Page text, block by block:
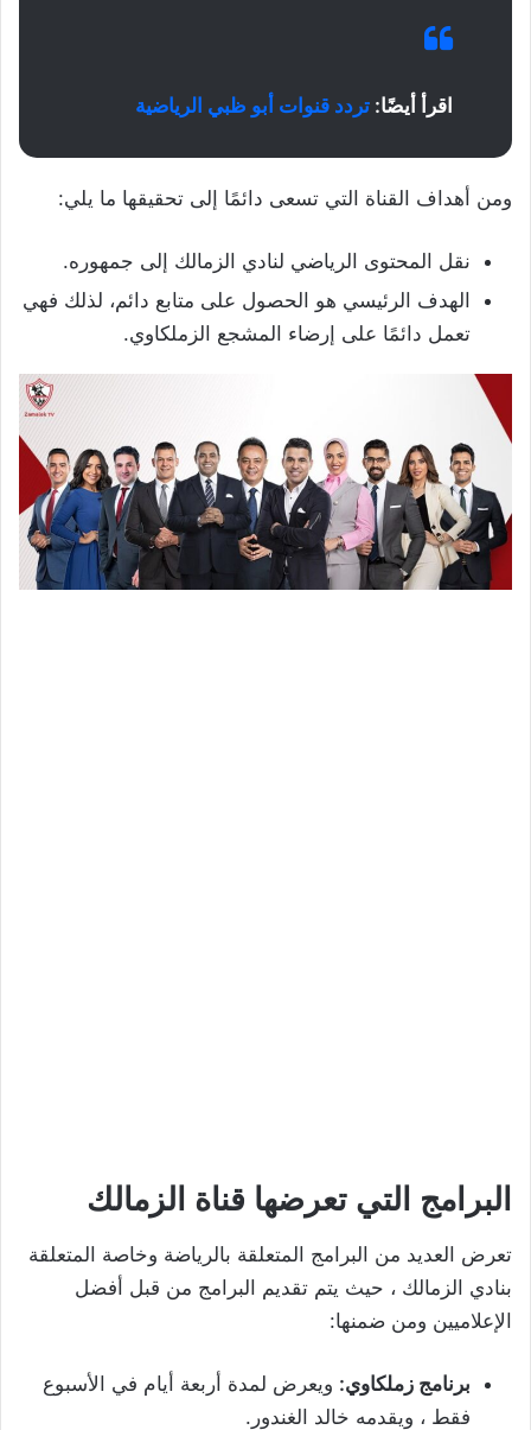
اقرأ أيضًا: تردد قنوات أبو ظبي الرياضية
ومن أهداف القناة التي تسعى دائمًا إلى تحقيقها ما يلي:
نقل المحتوى الرياضي لنادي الزمالك إلى جمهوره.
الهدف الرئيسي هو الحصول على متابع دائم، لذلك فهي
تعمل دائمًا على إرضاء المشجع الزملكاوي.
البرامج التي تعرضها قناة الزمالك
تعرض العديد من البرامج المتعلقة بالرياضة وخاصة المتعلقة
بنادي الزمالك ، حيث يتم تقديم البرامج من قبل أفضل
الإعلاميين ومن ضمنها:
برنامج زملكاوي: ويعرض لمدة أربعة أيام في الأسبوع
فقط ، ويقدمه خالد الغندور.